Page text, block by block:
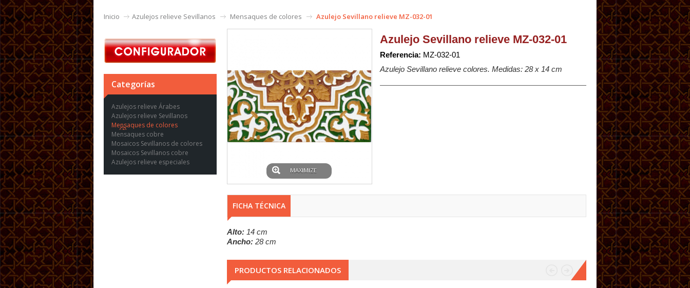
Inicio Azulejos relieve Sevillanos Mensaques de colores Azulejo Sevillano relieve MZ-032-01
Categorías
Azulejos relieve Árabes
Azulejos relieve Sevillanos
Mensaques de colores
Mensaques cobre
Mosaicos Sevillanos de colores
Mosaicos Sevillanos cobre
Azulejos relieve especiales
MAXIMIZE
Azulejo Sevillano relieve MZ-032-01
Referencia: MZ-032-01
Azulejo Sevillano relieve colores. Medidas: 28 x 14 cm
FICHA TÉCNICA
Alto: 14 cm
Ancho: 28 cm
PRODUCTOS RELACIONADOS